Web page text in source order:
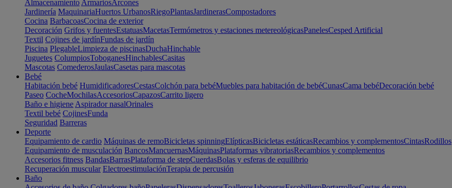
Almacenamiento ArmariosArcones
Jardinería MaquinariaHuertos UrbanosRiegoPlantasJardinerasCompostadores
Cocina BarbacoasCocina de exterior
Decoración Grifos y fuentesEstatuasMacetasTermómetros y estaciones metereológicasPanelesCesped Artificial
Textil Cojines de jardínFundas de jardín
Piscina PlegableLimpieza de piscinasDuchaHinchable
Juguetes ColumpiosToboganesHinchablesCasitas
Mascotas ComederosJaulasCasetas para mascotas
Bebé
Habitación bebé HumidificadoresCestasColchón para bebéMuebles para habitación de bebéCunasCama bebéDecoración bebé
Paseo CocheMochilasAccesoriosCapazosCarrito ligero
Baño e higiene Aspirador nasalOrinales
Textil bebé CojinesFunda
Seguridad Barreras
Deporte
Equipamiento de cardio Máquinas de remoBicicletas spinningElípticasBicicletas estáticasRecambios y complementosCintasRodillos
Equipamiento de musculación BancosMancuernasMáquinasPlataformas vibratoriasRecambios y complementos
Accesorios fitness BandasBarrasPlataforma de stepCuerdasBolas y esferas de equilibrio
Recuperación muscular ElectroestimulaciónTerapia de percusión
Baño